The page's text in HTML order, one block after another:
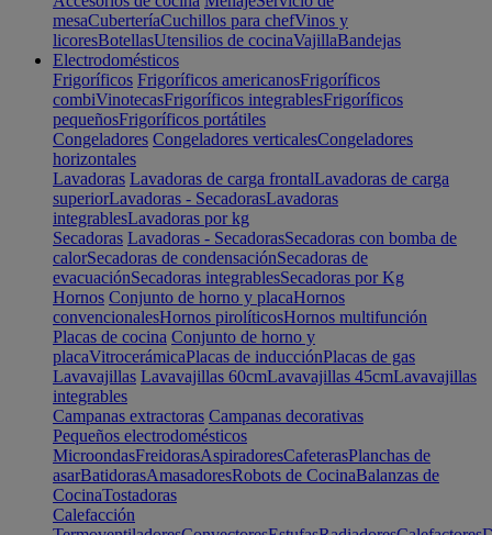
mesaCuberteríaCuchillos para chefVinos y
licoresBotellasUtensilios de cocinaVajillaBandejas
Electrodomésticos
Frigoríficos Frigoríficos americanosFrigoríficos
combiVinotecasFrigoríficos integrablesFrigoríficos
pequeñosFrigoríficos portátiles
Congeladores Congeladores verticalesCongeladores
horizontales
Lavadoras Lavadoras de carga frontalLavadoras de carga
superiorLavadoras - SecadorasLavadoras
integrablesLavadoras por kg
Secadoras Lavadoras - SecadorasSecadoras con bomba de
calorSecadoras de condensaciónSecadoras de
evacuaciónSecadoras integrablesSecadoras por Kg
Hornos Conjunto de horno y placaHornos
convencionalesHornos pirolíticosHornos multifunción
Placas de cocina Conjunto de horno y
placaVitrocerámicaPlacas de inducciónPlacas de gas
Lavavajillas Lavavajillas 60cmLavavajillas 45cmLavavajillas
integrables
Campanas extractoras Campanas decorativas
Pequeños electrodomésticos
MicroondasFreidorasAspiradoresCafeterasPlanchas de
asarBatidorasAmasadoresRobots de CocinaBalanzas de
CocinaTostadoras
Calefacción